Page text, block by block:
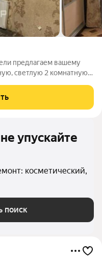
предлагаем вашему
светлую 2 комнатную
, Детские
и
упускайте
косметический,
поиск